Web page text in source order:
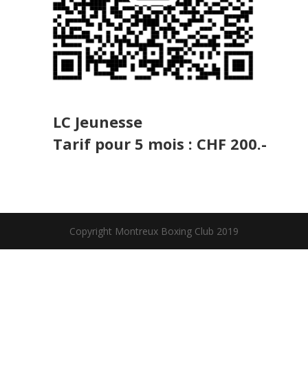
LC Jeunesse
Tarif pour 5 mois : CHF 200.-
Copyright Montreux Boxing Club 2019